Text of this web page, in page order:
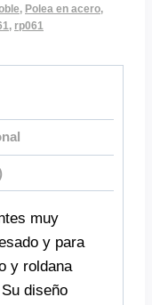
, Polea en acero,
, rp061
muy
y para
y roldana
diseño